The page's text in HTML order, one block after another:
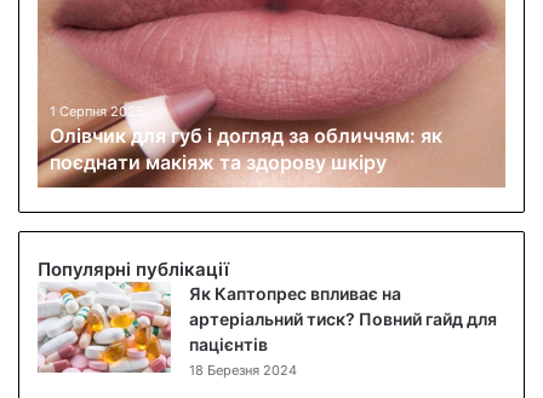
ч
я
г
у
б
і
д
о
г
л
1 Серпня 2025
Олівчик для губ і догляд за обличчям: як
поєднати макіяж та здорову шкіру
Популярні публікації
Як Каптопрес впливає на
артеріальний тиск? Повний гайд для
пацієнтів
18 Березня 2024